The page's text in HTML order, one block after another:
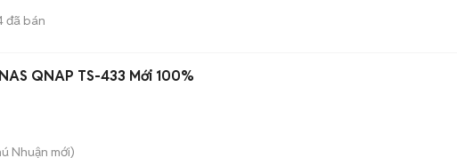
đã bán
QNAP TS-433 Mới 100%
Nhuận mới)